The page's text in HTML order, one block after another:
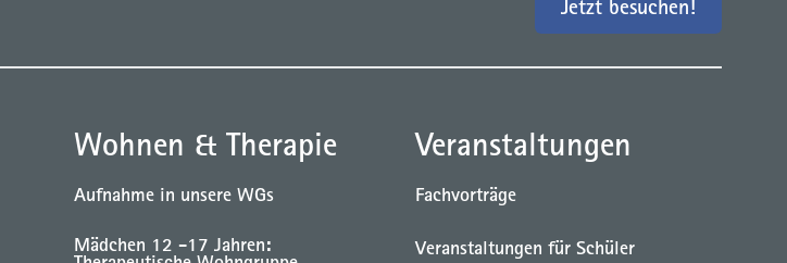
Jetzt besuchen!
Wohnen & Therapie
Aufnahme in unsere WGs
Mädchen 12 -17 Jahren:
Veranstaltungen
Fachvorträge
Veranstaltungen für Schüler